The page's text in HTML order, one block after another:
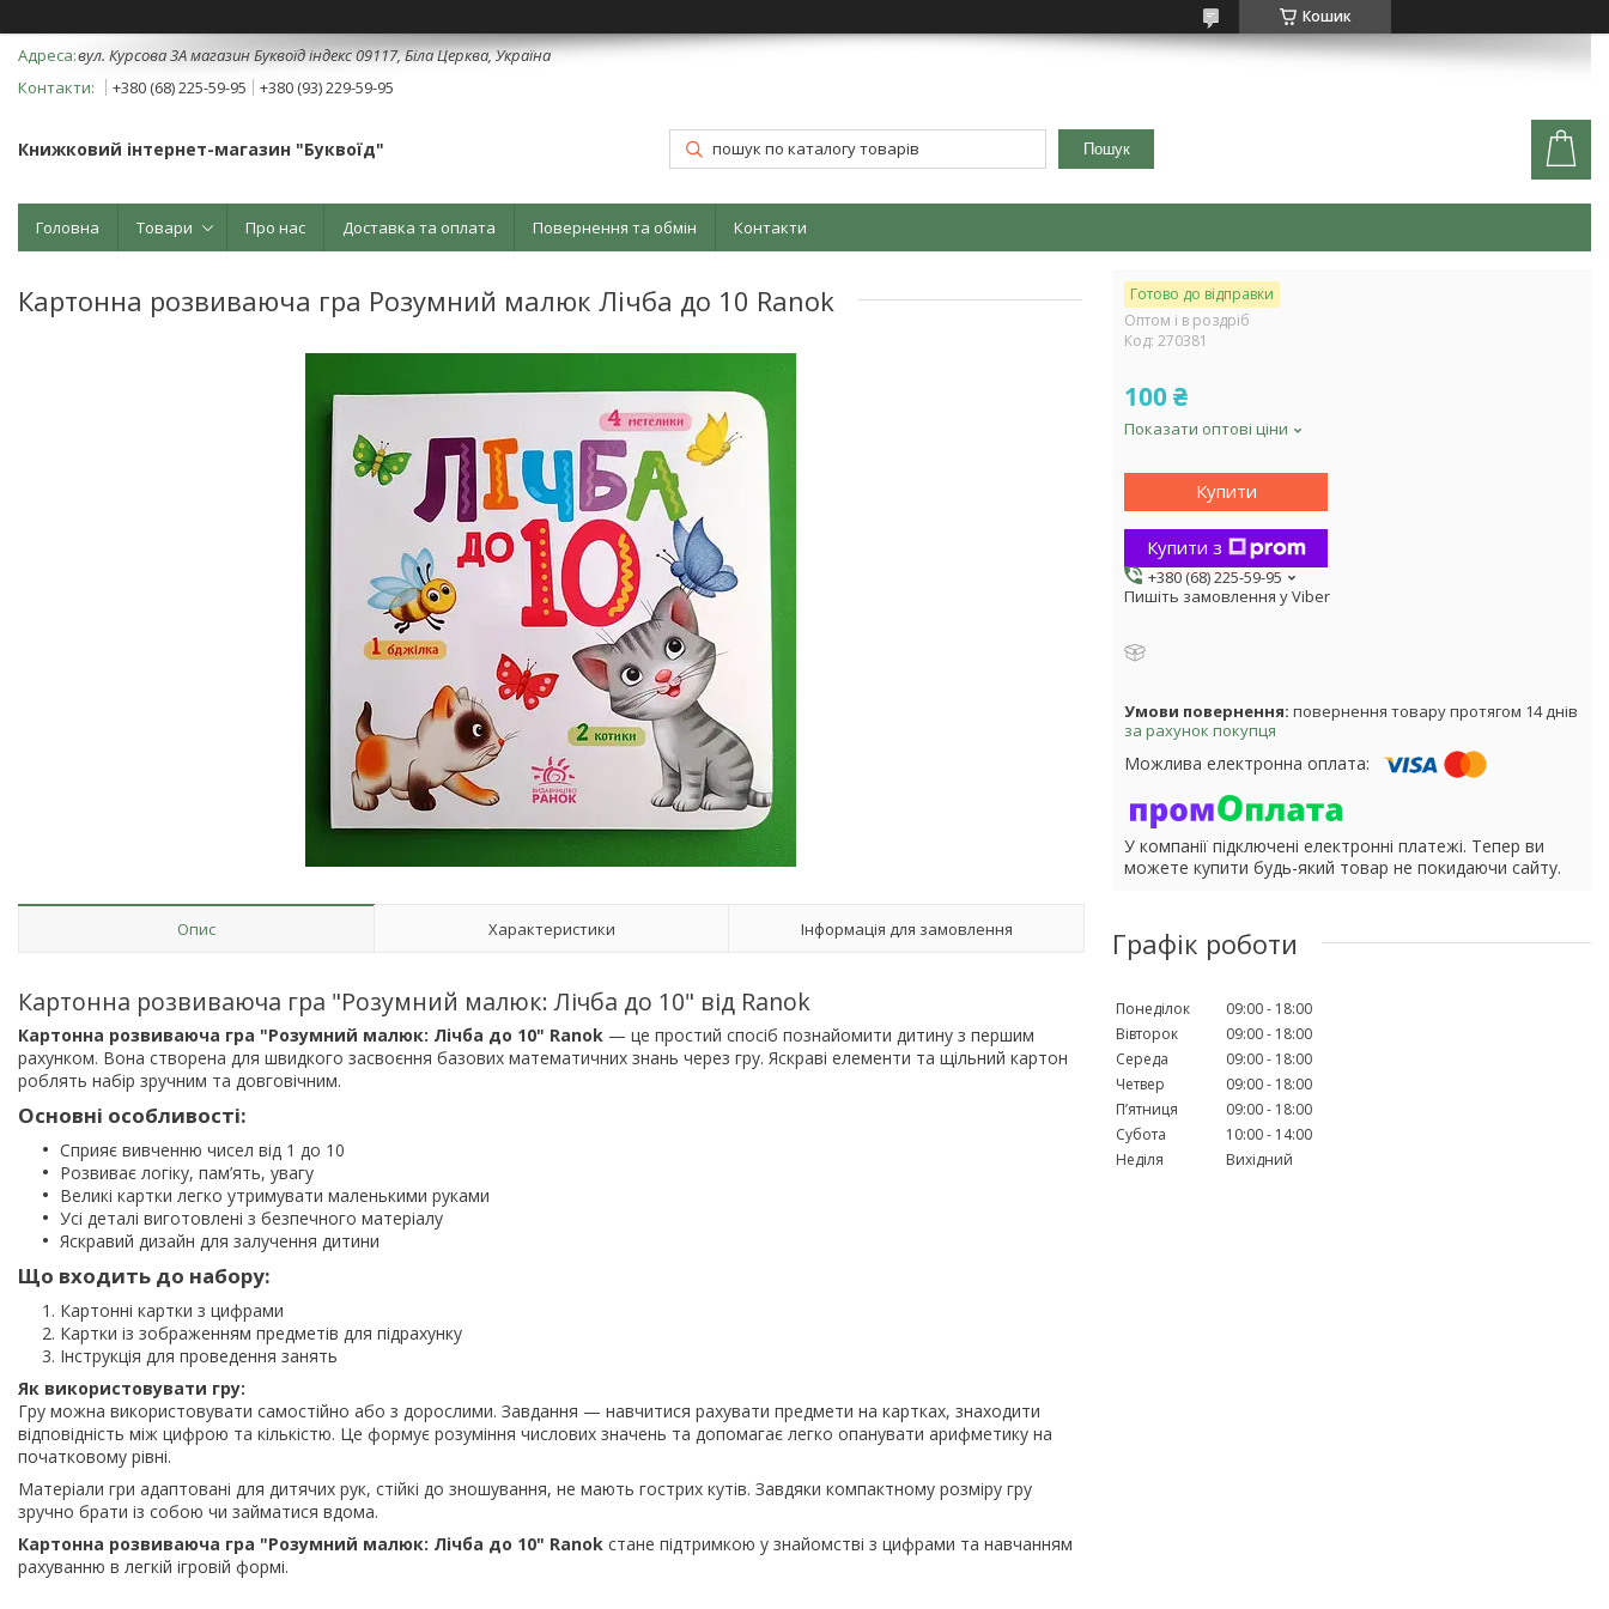
Кошик
вул. Курсова 3А магазин Буквоїд індекс 09117, Біла Церква, Україна
+380 (68) 225-59-95
+380 (93) 229-59-95
Книжковий інтернет-магазин "Буквоїд" Пошук
Головна Товари Про нас Доставка та оплата Повернення та обмін Контакти
Картонна розвиваюча гра Розумний малюк Лічба до 10 Ranok
Опис Характеристики Інформація для замовлення
Картонна розвиваюча гра "Розумний малюк: Лічба до 10" від Ranok
Картонна розвиваюча гра "Розумний малюк: Лічба до 10" Ranok — це простий спосіб познайомити дитину з першим
рахунком. Вона створена для швидкого засвоєння базових математичних знань через гру. Яскраві елементи та щільний картон
роблять набір зручним та довговічним.
Основні особливості:
Сприяє вивченню чисел від 1 до 10
Розвиває логіку, пам’ять, увагу
Великі картки легко утримувати маленькими руками
Усі деталі виготовлені з безпечного матеріалу
Яскравий дизайн для залучення дитини
Що входить до набору:
Картонні картки з цифрами
Картки із зображенням предметів для підрахунку
Інструкція для проведення занять
Як використовувати гру:
Гру можна використовувати самостійно або з дорослими. Завдання — навчитися рахувати предмети на картках, знаходити
відповідність між цифрою та кількістю. Це формує розуміння числових значень та допомагає легко опанувати арифметику на
початковому рівні.
Матеріали гри адаптовані для дитячих рук, стійкі до зношування, не мають гострих кутів. Завдяки компактному розміру гру
зручно брати із собою чи займатися вдома.
Картонна розвиваюча гра "Розумний малюк: Лічба до 10" Ranok стане підтримкою у знайомстві з цифрами та навчанням
рахуванню в легкій ігровій формі.
Готово до відправки
Оптом і в роздріб
Код: 270381
100 ₴
Показати оптові ціни
Купити
Купити з
+380 (68) 225-59-95
Пишіть замовлення у Viber
повернення товару протягом 14 днів
за рахунок покупця
У компанії підключені електронні платежі. Тепер ви
можете купити будь-який товар не покидаючи сайту.
Графік роботи
Понеділок 09:00
18:00
Вівторок
09:00
18:00
Середа
09:00
18:00
Четвер
09:00
18:00
Пʼятниця
09:00
18:00
Субота
10:00
14:00
Неділя
Вихідний